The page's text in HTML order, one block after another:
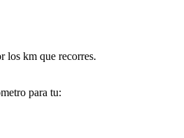
los km que recorres.
para tu: